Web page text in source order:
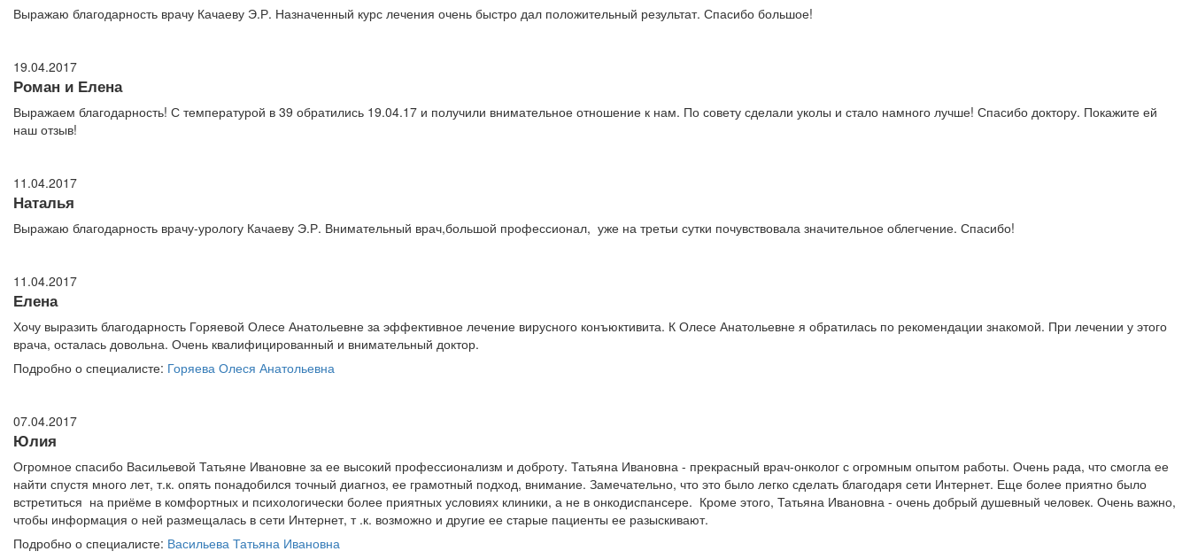
Выражаю благодарность врачу Качаеву Э.Р. Назначенный курс лечения очень быстро дал положительный результат. Спасибо большое!
19.04.2017
Роман и Елена
Выражаем благодарность! С температурой в 39 обратились 19.04.17 и получили внимательное отношение к нам. По совету сделали уколы и стало намного лучше! Спасибо доктору. Покажите ей
наш отзыв!
11.04.2017
Наталья
Выражаю благодарность врачу-урологу Качаеву Э.Р. Внимательный врач,большой профессионал, уже на третьи сутки почувствовала значительное облегчение. Спасибо!
11.04.2017
Елена
Хочу выразить благодарность Горяевой Олесе Анатольевне за эффективное лечение вирусного конъюктивита. К Олесе Анатольевне я обратилась по рекомендации знакомой. При лечении у этого
врача, осталась довольна. Очень квалифицированный и внимательный доктор.
Подробно о специалисте: Горяева Олеся Анатольевна
07.04.2017
Юлия
Огромное спасибо Васильевой Татьяне Ивановне за ее высокий профессионализм и доброту. Татьяна Ивановна - прекрасный врач-онколог с огромным опытом работы. Очень рада, что смогла ее
найти спустя много лет, т.к. опять понадобился точный диагноз, ее грамотный подход, внимание. Замечательно, что это было легко сделать благодаря сети Интернет. Еще более приятно было
встретиться на приёме в комфортных и психологически более приятных условиях клиники, а не в онкодиспансере. Кроме этого, Татьяна Ивановна - очень добрый душевный человек. Очень важно,
чтобы информация о ней размещалась в сети Интернет, т .к. возможно и другие ее старые пациенты ее разыскивают.
Подробно о специалисте: Васильева Татьяна Ивановна